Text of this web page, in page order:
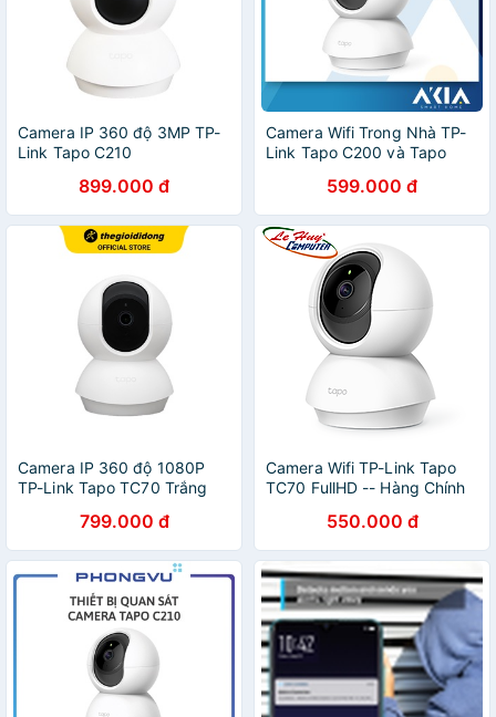
Camera IP 360 độ 3MP TP-
Link Tapo C210
899.000 đ
Camera Wifi Trong Nhà TP-
Link Tapo C200 và Tapo
độ, Phát hiện chuyển động,
Quay đêm hồng ngoại
599.000 đ
Camera IP 360 độ 1080P
TP-Link Tapo TC70 Trắng
799.000 đ
Camera Wifi TP-Link Tapo
TC70 FullHD -- Hàng Chính
550.000 đ